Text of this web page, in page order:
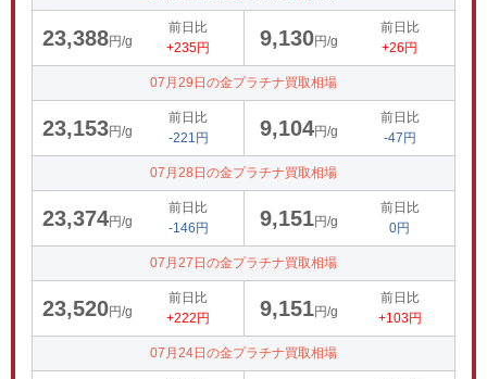
23,388円/g
前日比
+235円
9,130円/g
前日比
+26円
07月29日の金プラチナ買取相場
23,153円/g
前日比
-221円
9,104円/g
前日比
-47円
07月28日の金プラチナ買取相場
23,374円/g
前日比
-146円
9,151円/g
前日比
0円
07月27日の金プラチナ買取相場
23,520円/g
前日比
+222円
9,151円/g
前日比
+103円
07月24日の金プラチナ買取相場